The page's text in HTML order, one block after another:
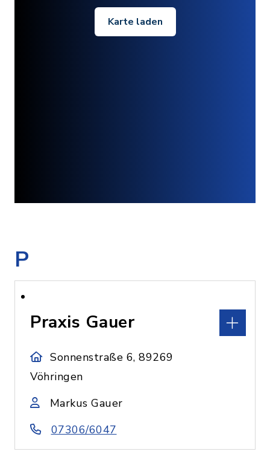
Karte laden
P
Praxis Gauer
Sonnenstraße 6, 89269
Vöhringen
Markus Gauer
07306/6047